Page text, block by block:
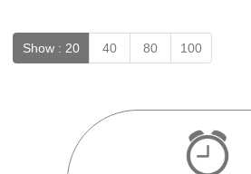
Show : 20 40 80 100